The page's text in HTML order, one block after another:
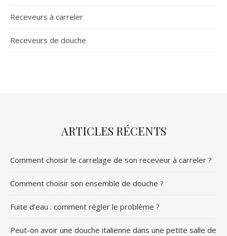
Receveurs à carreler
Receveurs de douche
ARTICLES RÉCENTS
Comment choisir le carrelage de son receveur à carreler ?
Comment choisir son ensemble de douche ?
Fuite d’eau : comment régler le problème ?
Peut-on avoir une douche italienne dans une petite salle de